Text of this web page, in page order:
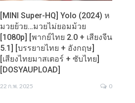
[MINI Super-HQ] Yolo (2024) ห
มวยย้วย…มวยไม่ยอมม้วย
[1080p] [พากย์ไทย 2.0 + เสียงจีน
5.1] [บรรยายไทย + อังกฤษ]
[เสียงไทยมาสเตอร์ + ซับไทย]
[DOSYAUPLOAD]
22 ก.พ. 2025 0